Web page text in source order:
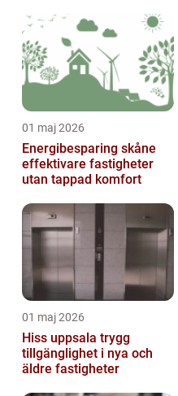
01 maj 2026
Energibesparing skåne
effektivare fastigheter
utan tappad komfort
01 maj 2026
Hiss uppsala trygg
tillgänglighet i nya och
äldre fastigheter